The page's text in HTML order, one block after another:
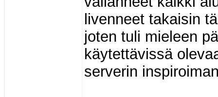
livenneet takaisin
joten tuli mieleen
käytettävissä
serverin